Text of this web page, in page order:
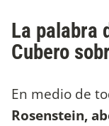
La palabra
Cubero
En medio de
Rosenstein,